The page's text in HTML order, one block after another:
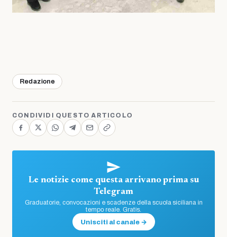
Redazione
CONDIVIDI QUESTO ARTICOLO
Le notizie come questa arrivano prima su
Telegram
Graduatorie, convocazioni e scadenze della scuola siciliana in
tempo reale. Gratis.
Unisciti al canale →